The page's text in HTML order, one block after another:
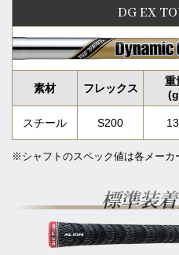
DG EX
スチール S200
※シャフトのスペック値は各メーカ
標準装